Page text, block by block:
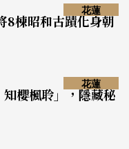
8棟昭和古蹟化身朝
花蓮
櫻楓聆」，隱藏秘
花蓮